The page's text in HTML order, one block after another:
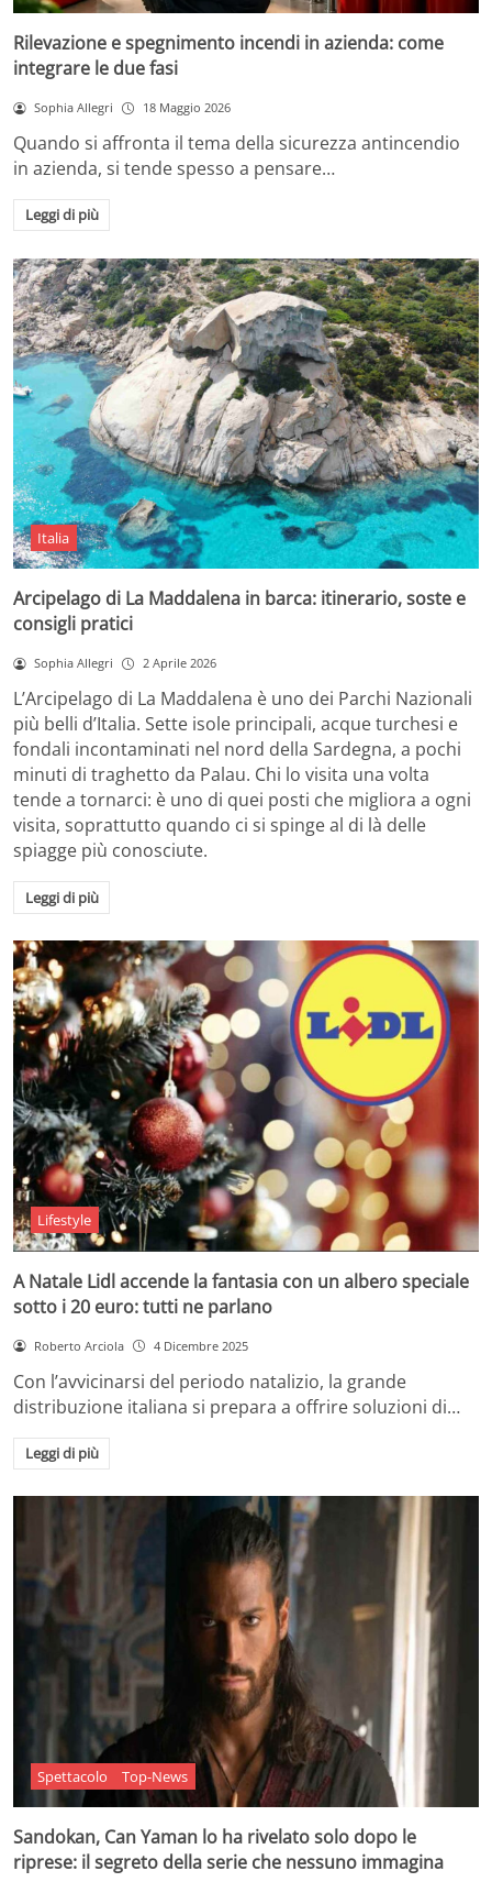
Rilevazione e spegnimento incendi in azienda: come
integrare le due fasi
Sophia Allegri 18 Maggio 2026
Quando si affronta il tema della sicurezza antincendio
in azienda, si tende spesso a pensare…
Leggi di più
Italia
Arcipelago di La Maddalena in barca: itinerario, soste e
consigli pratici
Sophia Allegri 2 Aprile 2026
L’Arcipelago di La Maddalena è uno dei Parchi Nazionali
più belli d’Italia. Sette isole principali, acque turchesi e
fondali incontaminati nel nord della Sardegna, a pochi
minuti di traghetto da Palau. Chi lo visita una volta
tende a tornarci: è uno di quei posti che migliora a ogni
visita, soprattutto quando ci si spinge al di là delle
spiagge più conosciute.
Leggi di più
Lifestyle
A Natale Lidl accende la fantasia con un albero speciale
sotto i 20 euro: tutti ne parlano
Roberto Arciola 4 Dicembre 2025
Con l’avvicinarsi del periodo natalizio, la grande
distribuzione italiana si prepara a offrire soluzioni di…
Leggi di più
Spettacolo Top-News
Sandokan, Can Yaman lo ha rivelato solo dopo le
riprese: il segreto della serie che nessuno immagina